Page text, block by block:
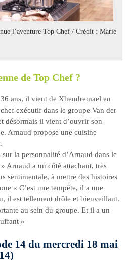
l’aventure Top Chef / Crédit : Marie
de Top Chef ?
ans, il vient de Xhendremael en
exécutif dans le groupe Van der
désormais il vient d’ouvrir son
Arnaud propose une cuisine
la personnalité d’Arnaud dans le
Arnaud a un côté attachant, très
sentimentale, à mettre des histoires
« C’est une tempête, il a une
il est tellement drôle et bienveillant.
au sein du groupe. Et il a un
»
14 du mercredi 18 mai